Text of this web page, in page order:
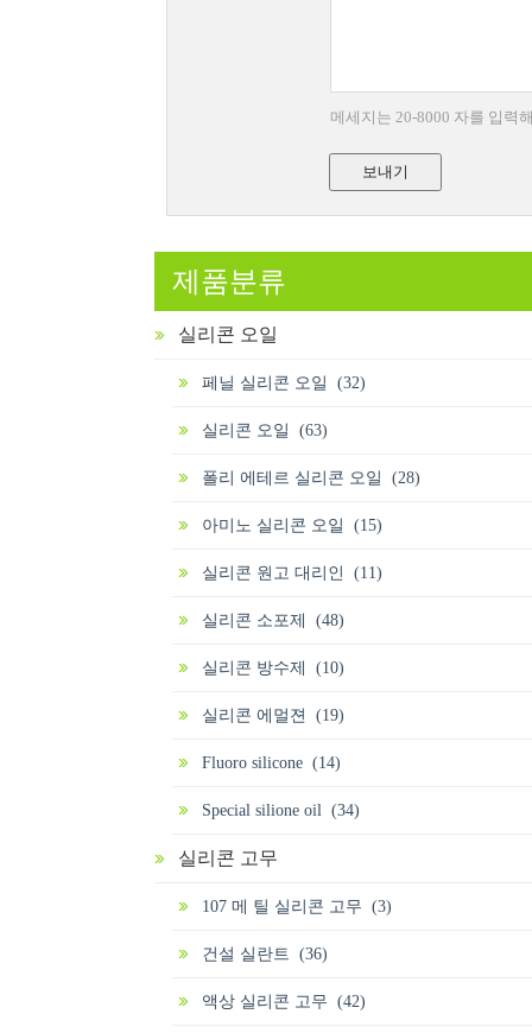
메세지는 20-8000 자를 입력
보내기
제품분류
실리콘 오일
페닐 실리콘 오일 (32)
실리콘 오일 (63)
폴리 에테르 실리콘 오일 (28)
아미노 실리콘 오일 (15)
실리콘 원고 대리인 (11)
실리콘 소포제 (48)
실리콘 방수제 (10)
실리콘 에멀젼 (19)
Fluoro silicone (14)
Special silione oil (34)
실리콘 고무
107 메 틸 실리콘 고무 (3)
건설 실란트 (36)
액상 실리콘 고무 (42)